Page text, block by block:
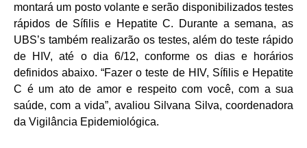
montará um posto volante e serão disponibilizados testes
rápidos de Sífilis e Hepatite C. Durante a semana, as
UBS’s também realizarão os testes, além do teste rápido
de HIV, até o dia 6/12, conforme os dias e horários
definidos abaixo. “Fazer o teste de HIV, Sífilis e Hepatite
C é um ato de amor e respeito com você, com a sua
saúde, com a vida”, avaliou Silvana Silva, coordenadora
da Vigilância Epidemiológica.